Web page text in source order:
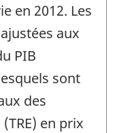
en 2012. Les
aux
PIB
sont
des
en prix